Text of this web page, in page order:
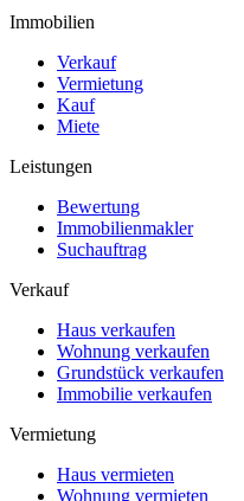
Immobilien
Verkauf
Vermietung
Kauf
Miete
Leistungen
Bewertung
Immobilienmakler
Suchauftrag
Verkauf
Haus verkaufen
Wohnung verkaufen
Grundstück verkaufen
Immobilie verkaufen
Vermietung
Haus vermieten
Wohnung vermieten